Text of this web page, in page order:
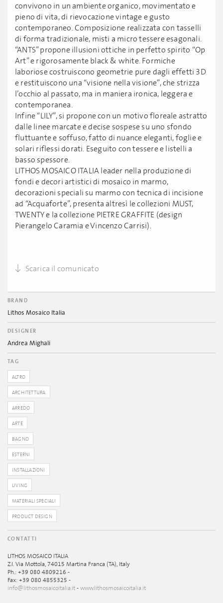
convivono in un ambiente organico, movimentato e
pieno di vita, di rievocazione vintage e gusto
contemporaneo. Composizione realizzata con tasselli
di forma tradizionale, misti a micro tessere esagonali.
“ANTS” propone illusioni ottiche in perfetto spirito “Op
Art” e rigorosamente black & white. Formiche
laboriose costruiscono geometrie pure dagli effetti 3D
e restituiscono una “visione nella visione”, che strizza
l’occhio al passato, ma in maniera ironica, leggera e
contemporanea.
Infine “LILY”, si propone con un motivo floreale astratto
dalle linee marcate e decise sospese su uno sfondo
fluttuante e soffuso, fatto di nuance eleganti, foglie e
solari riflessi dorati. Eseguito con tessere e listelli a
basso spessore.
LITHOS MOSAICO ITALIA leader nella produzione di
fondi e decori artistici di mosaico in marmo,
decorazioni speciali su marmo con tecnica di incisione
ad “Acquaforte”, presenta altresì le collezioni MUST,
TWENTY e la collezione PIETRE GRAFFITE (design
Pierangelo Caramia e Vincenzo Carrisi).
Scarica il comunicato
BRAND
Lithos Mosaico Italia
DESIGNER
Andrea Mighali
TAG
ALTRO
ARCHITETTURA
ARREDO
ARTE
BAGNO
ESTERNI
INSTALLAZIONI
LIVING
MATERIALI SPECIALI
PRODUCT DESIGN
CONTATTI
LITHOS MOSAICO ITALIA
Z.I. Via Mottola, 74015 Martina Franca (TA), Italy
Ph.: +39 080 4809216 -
Fax: +39 080 4855325 -
info@lithosmosaicoitalia.it - www.lithosmosaicoitalia.it